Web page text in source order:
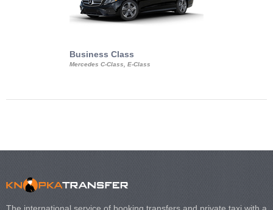
Business Class
Mercedes C-Class, E-Class